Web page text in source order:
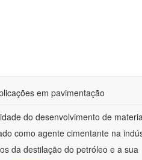
em pavimentação
do desenvolvimento de
como agente cimentante na
da destilação do petróleo e a sua